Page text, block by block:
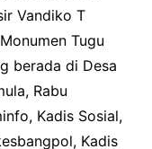
Vandiko T
Tugu
berada di Desa
Rabu
Kadis Sosial,
Kadis